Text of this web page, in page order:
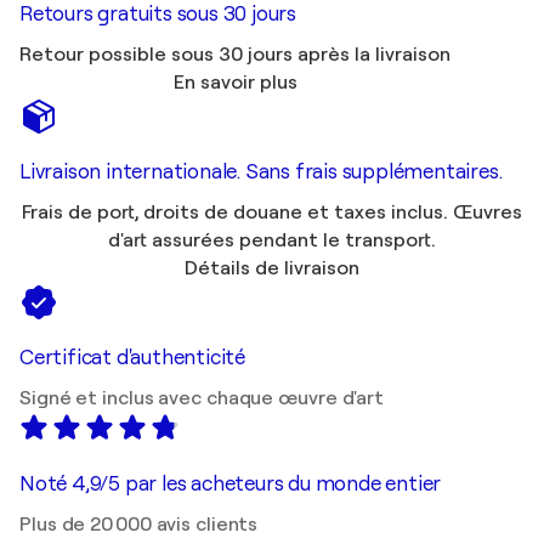
Retours gratuits sous 30 jours
Retour possible sous 30 jours après la livraison
En savoir plus
Livraison internationale. Sans frais supplémentaires.
Frais de port, droits de douane et taxes inclus. Œuvres
d'art assurées pendant le transport.
Détails de livraison
Certificat d'authenticité
Signé et inclus avec chaque œuvre d'art
Noté 4,9/5 par les acheteurs du monde entier
Plus de 20 000 avis clients